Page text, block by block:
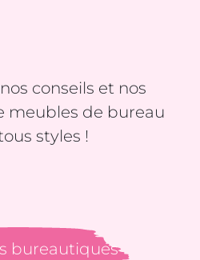
conseils et nos
meubles de bureau
styles !
bureautiques